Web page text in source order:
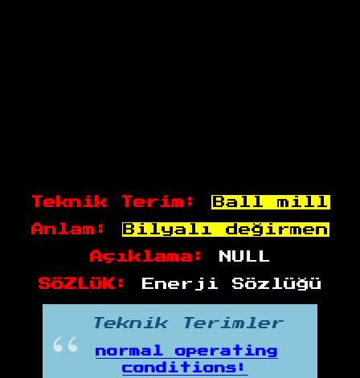
Teknik Terim: Ball mill
Anlam: Bilyalı değirmen
Açıklama: NULL
SÖZLÜK: Enerji Sözlüğü
Teknik Terimler
normal operating
conditions: